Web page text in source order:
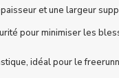
et une largeur
pour minimiser les
idéal pour le